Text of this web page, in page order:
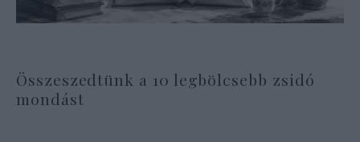
Összeszedtünk a 10 legbölcsebb zsidó
mondást